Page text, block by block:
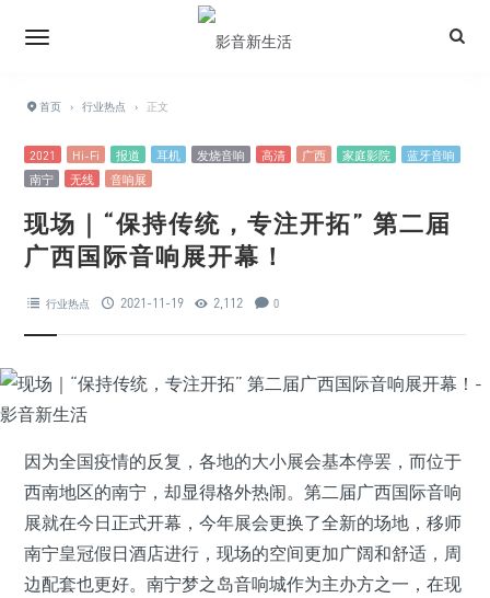
首页 › 行业热点 › 正文
2021 Hi-Fi 报道 耳机 发烧音响 高清 广西 家庭影院
蓝牙音响
南宁
无线 音响展
现场｜“保持传统，专注开拓” 第二届
广西国际音响展开幕！
行业热点 2021-11-19 2,112 0
因为全国疫情的反复，各地的大小展会基本停罢，而位于
西南地区的南宁，却显得格外热闹。第二届广西国际音响
展就在今日正式开幕，今年展会更换了全新的场地，移师
南宁皇冠假日酒店进行，现场的空间更加广阔和舒适，周
边配套也更好。南宁梦之岛音响城作为主办方之一，在现